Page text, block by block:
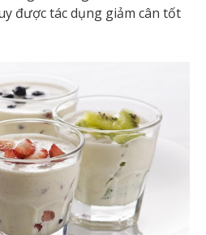
được tác dụng giảm cân tốt